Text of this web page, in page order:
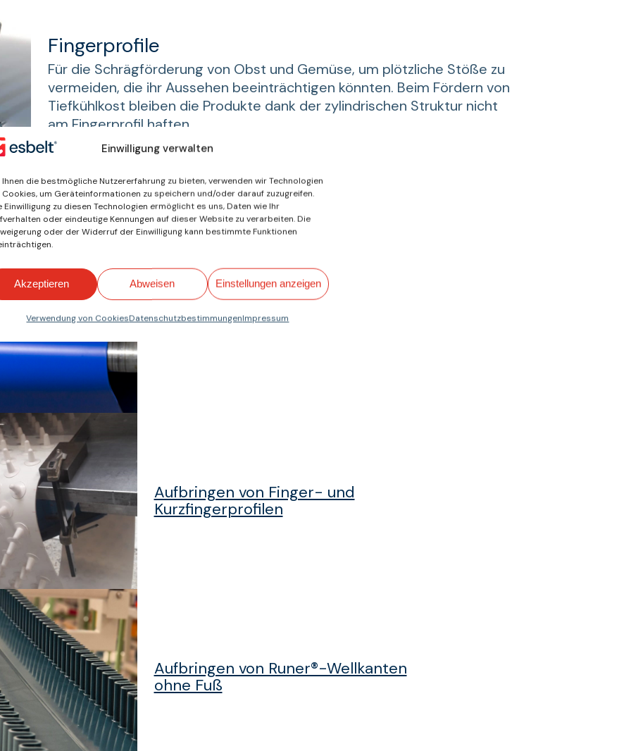
Einwilligung verwalten
Ihnen die bestmögliche Nutzererfahrung zu bieten, verwenden wir Technologien
Cookies, um Geräteinformationen zu speichern und/oder darauf zuzugreifen.
Einwilligung zu diesen Technologien ermöglicht es uns, Daten wie Ihr
oder eindeutige Kennungen auf dieser Website zu verarbeiten. Die
oder der Widerruf der Einwilligung kann bestimmte Funktionen
Akzeptieren Abweisen Einstellungen anzeigen
Verwendung von CookiesDatenschutzbestimmungenImpressum
Fingerprofile
Für die Schrägförderung von Obst und Gemüse, um plötzliche Stöße zu
vermeiden, die ihr Aussehen beeinträchtigen könnten. Beim Fördern von
Tiefkühlkost bleiben die Produkte dank der zylindrischen Struktur nicht
am Fingerprofil haften.
sein an
TPU Lebensmittelbänder
Aufbringen von Finger- und
Kurzfingerprofilen
Aufbringen von Runer®-Wellkanten
ohne Fuß